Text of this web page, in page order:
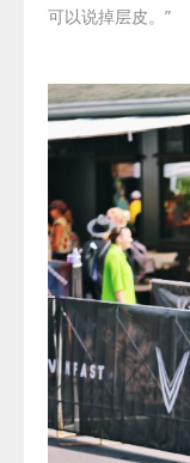
可以说掉层皮。 ”